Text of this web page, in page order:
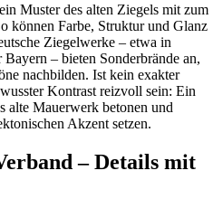
Muster des alten Ziegels mit zum
können Farbe, Struktur und Glanz
Ziegelwerke – etwa in
– bieten Sonderbrände an,
nachbilden. Ist kein exakter
Kontrast reizvoll sein: Ein
alte Mauerwerk betonen und
Akzent setzen.
– Details mit